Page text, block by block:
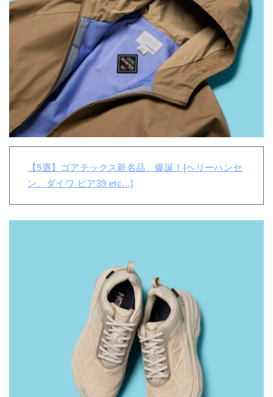
【5選】ゴアテックス新名品、爆誕！[ヘリーハンセ
ン、ダイワ ピア39 etc...]